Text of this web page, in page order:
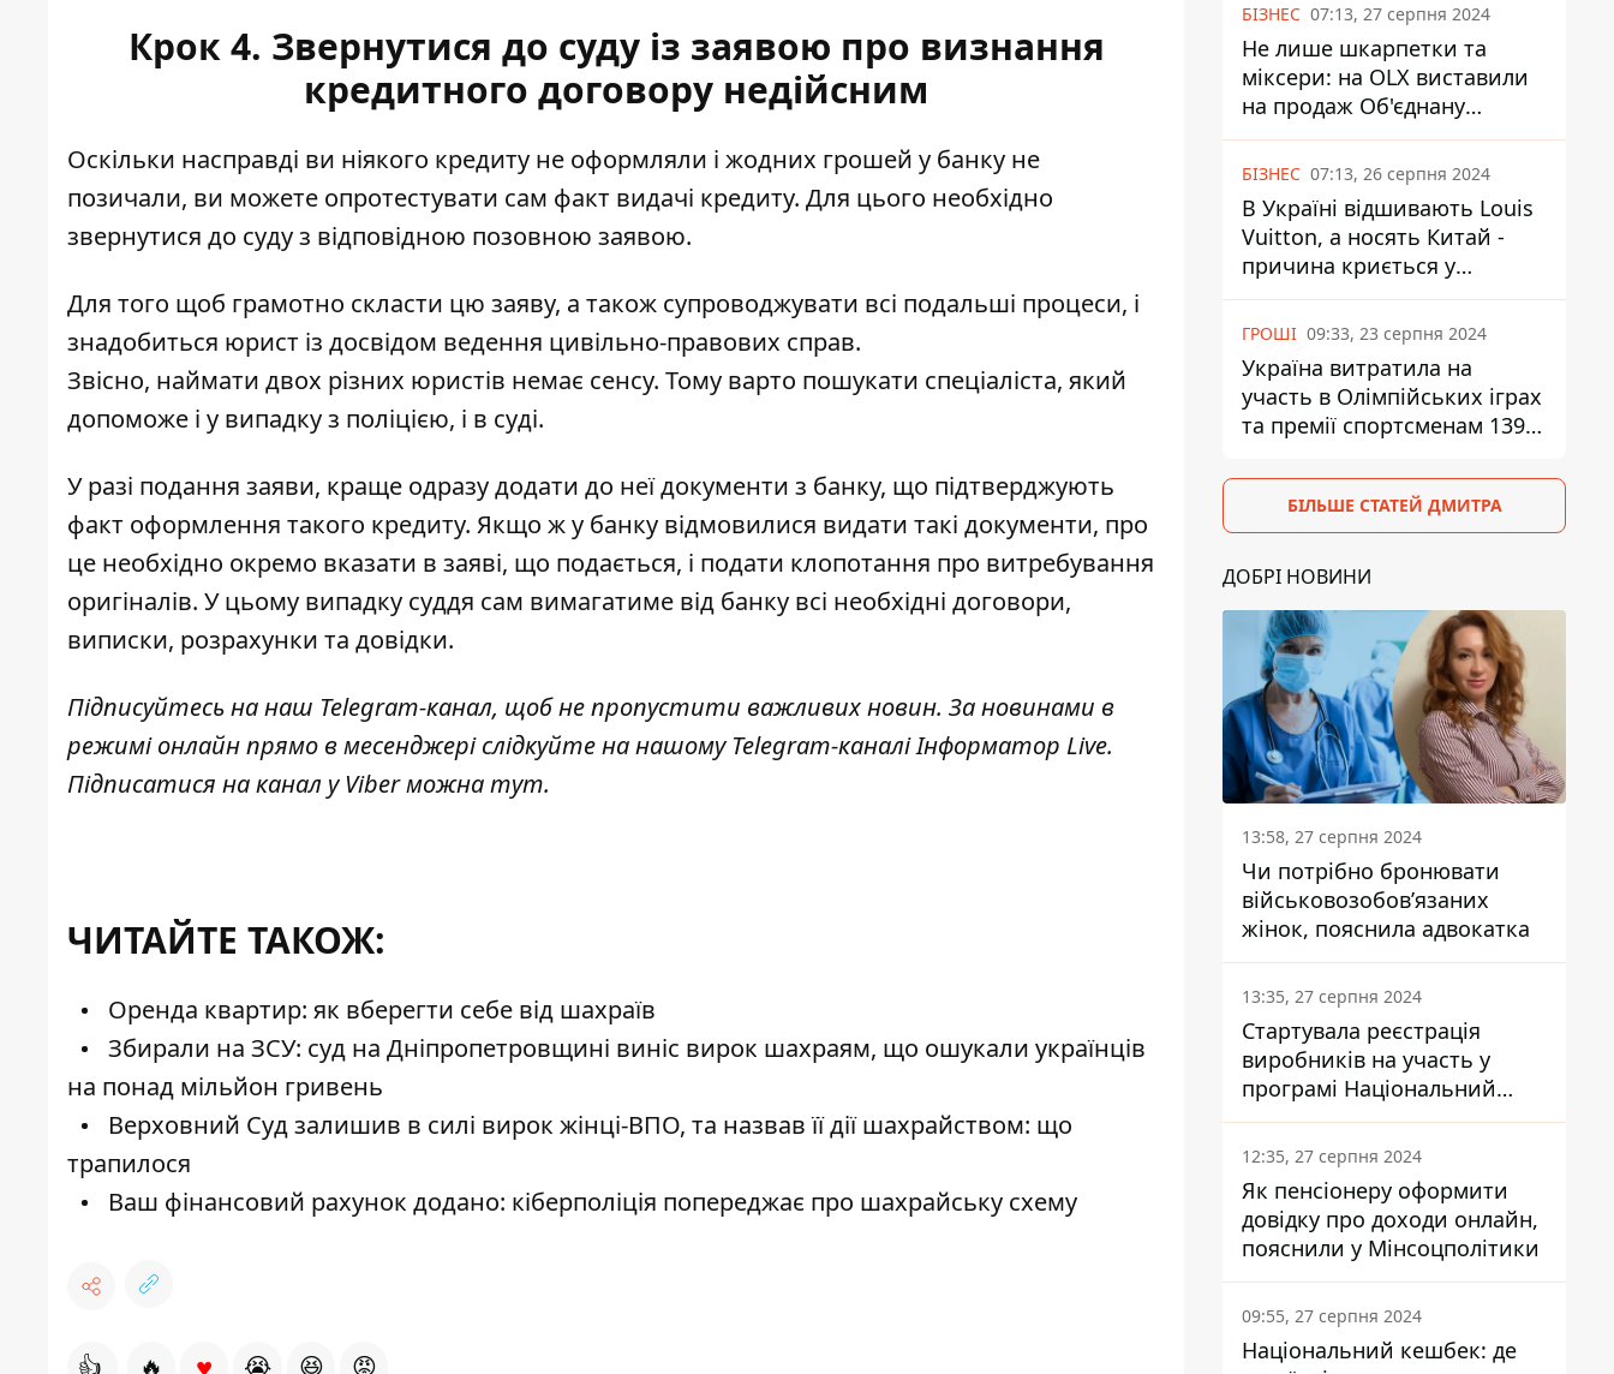
Крок 4. Звернутися до суду із заявою про визнання
кредитного договору недійсним
Оскільки насправді ви ніякого кредиту не оформляли і жодних грошей у банку не
позичали, ви можете опротестувати сам факт видачі кредиту. Для цього необхідно
звернутися до суду з відповідною позовною заявою.
Для того щоб грамотно скласти цю заяву, а також супроводжувати всі подальші процеси, і
знадобиться юрист із досвідом ведення цивільно-правових справ.
Звісно, наймати двох різних юристів немає сенсу. Тому варто пошукати спеціаліста, який
допоможе і у випадку з поліцією, і в суді.
У разі подання заяви, краще одразу додати до неї документи з банку, що підтверджують
факт оформлення такого кредиту. Якщо ж у банку відмовилися видати такі документи, про
це необхідно окремо вказати в заяві, що подається, і подати клопотання про витребування
оригіналів. У цьому випадку суддя сам вимагатиме від банку всі необхідні договори,
виписки, розрахунки та довідки.
Підписуйтесь на наш Telegram-канал, щоб не пропустити важливих новин. За новинами в
режимі онлайн прямо в месенджері слідкуйте на нашому Telegram-каналіІнформатор Live.
Підписатися на канал у Viber можнатут.
ЧИТАЙТЕ ТАКОЖ:
Оренда квартир: як вберегти себе від шахраїв
Збирали на ЗСУ: суд на Дніпропетровщині виніс вирок шахраям, що ошукали українців
на понад мільйон гривень
Верховний Суд залишив в силі вирок жінці-ВПО, та назвав її дії шахрайством: що
трапилося
Ваш фінансовий рахунок додано: кіберполіція попереджає про шахрайську схему
👍 🔥 😭 😆 😡
БІЗНЕС 07:13, 27 серпня 2024
Не лише шкарпетки та
міксери: на OLX виставили
на продаж Об'єднану
Гірнично-Хімічну Компанію
за багато мільярдів
БІЗНЕС 07:13, 26 серпня 2024
В Україні відшивають Louis
Vuitton, а носять Китай -
причина криється у
податках
ГРОШІ 09:33, 23 серпня 2024
Україна витратила на
участь в Олімпійських іграх
та премії спортсменам 139,6
БІЛЬШЕ СТАТЕЙ ДМИТРА
ДОБРІ НОВИНИ
13:58, 27 серпня 2024
Чи потрібно бронювати
військовозобов’язаних
жінок, пояснила адвокатка
13:35, 27 серпня 2024
Стартувала реєстрація
виробників на участь у
програмі Національний
кешбек: як це зробити
через портал Дія
12:35, 27 серпня 2024
Як пенсіонеру оформити
довідку про доходи онлайн,
пояснили у Мінсоцполітики
09:55, 27 серпня 2024
Національний кешбек: де